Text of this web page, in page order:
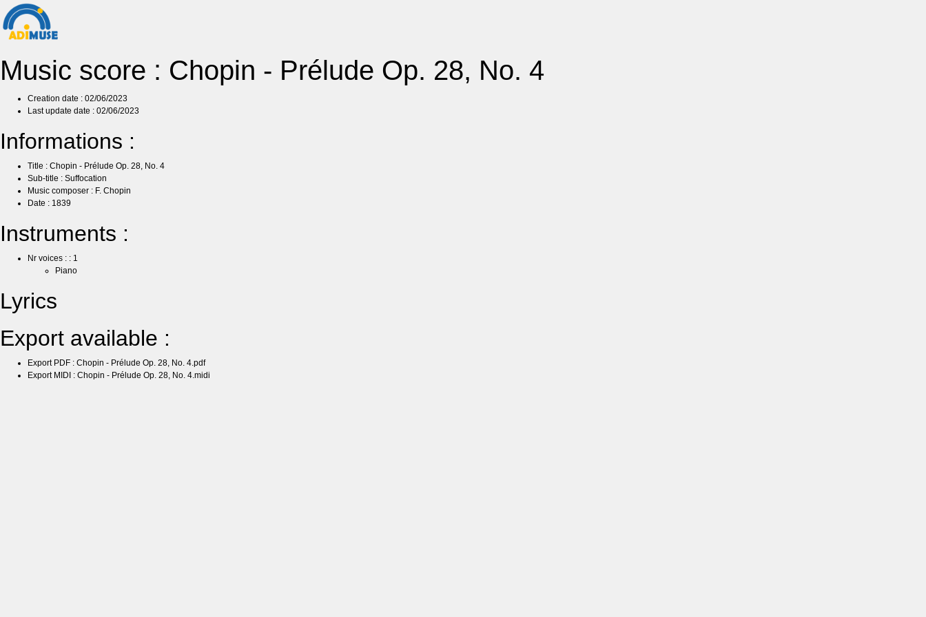
Music score : Chopin - Prélude Op. 28, No. 4
Creation date : 02/06/2023
Last update date : 02/06/2023
Informations :
Title : Chopin - Prélude Op. 28, No. 4
Sub-title : Suffocation
Music composer : F. Chopin
Date : 1839
Instruments :
Nr voices : : 1
Piano
Lyrics
Export available :
Export PDF : Chopin - Prélude Op. 28, No. 4.pdf
Export MIDI : Chopin - Prélude Op. 28, No. 4.midi